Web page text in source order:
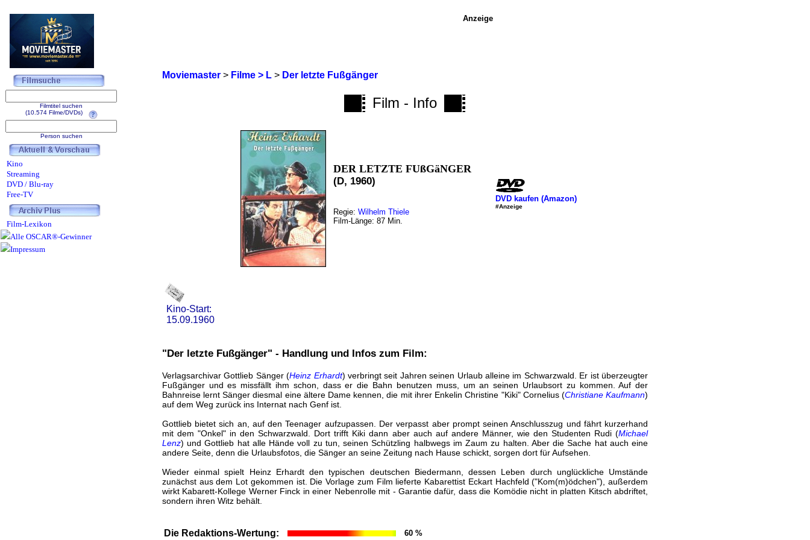
Moviemaster> Filme > L> Der letzte Fußgänger
Film - Info
DER LETZTE FUßGäNGER
(D, 1960)
Regie: Wilhelm Thiele
Film-Länge: 87 Min.
DVD kaufen (Amazon)
#Anzeige
Kino-Start:
15.09.1960
"Der letzte Fußgänger" - Handlung und Infos zum Film:
Verlagsarchivar Gottlieb Sänger (Heinz Erhardt) verbringt seit Jahren seinen Urlaub alleine im Schwarzwald. Er ist überzeugter
Fußgänger und es missfällt ihm schon, dass er die Bahn benutzen muss, um an seinen Urlaubsort zu kommen. Auf der
Bahnreise lernt Sänger diesmal eine ältere Dame kennen, die mit ihrer Enkelin Christine "Kiki" Cornelius (Christiane Kaufmann)
auf dem Weg zurück ins Internat nach Genf ist.
Gottlieb bietet sich an, auf den Teenager aufzupassen. Der verpasst aber prompt seinen Anschlusszug und fährt kurzerhand
mit dem "Onkel" in den Schwarzwald. Dort trifft Kiki dann aber auch auf andere Männer, wie den Studenten Rudi (Michael
Lenz) und Gottlieb hat alle Hände voll zu tun, seinen Schützling halbwegs im Zaum zu halten. Aber die Sache hat auch eine
andere Seite, denn die Urlaubsfotos, die Sänger an seine Zeitung nach Hause schickt, sorgen dort für Aufsehen.
Wieder einmal spielt Heinz Erhardt den typischen deutschen Biedermann, dessen Leben durch unglückliche Umstände
zunächst aus dem Lot gekommen ist. Die Vorlage zum Film lieferte Kabarettist Eckart Hachfeld ("Kom(m)ödchen"), außerdem
wirkt Kabarett-Kollege Werner Finck in einer Nebenrolle mit - Garantie dafür, dass die Komödie nicht in platten Kitsch abdriftet,
sondern ihren Witz behält.
Die Redaktions-Wertung: 60 %
Anzeige
Filmtitel suchen
(10.574 Filme/DVDs)
Person suchen
Kino
Streaming
DVD / Blu-ray
Free-TV
Film-Lexikon
Alle OSCAR®-Gewinner
Impressum